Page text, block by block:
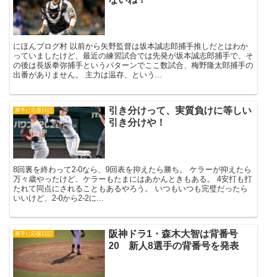
にほんブログ村 以前から矢野監督は坂本誠志郎捕手推しだとはわか
っていましたけど、最近の練習試合では先発が坂本誠志郎捕手で、そ
の後は長坂拳弥捕手というパターンでここ数試合、梅野隆太郎捕手の
出番がありません。 主力は温存、という...
勝手に応援日記
引き分けって、実質負けに等しい
引き分けや！
8回裏を終わって2-0なら、9回表を抑えたら勝ち。 ケラーが抑えたら
万々歳やったけど、ケラーもたまにはあかんときもある。 4安打も打
たれて同点にされることもあるやろう。 いつもいつも完璧だったら
いいけど、2-0から2-2に...
勝手に応援日記
阪神ドラ1・森木大智は背番号
20 新人8選手の背番号を発表